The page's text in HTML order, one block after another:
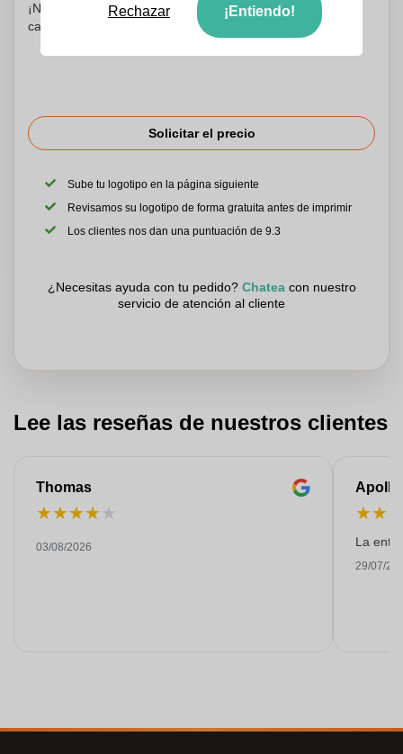
¡No te preocupes! Simplemente suba sus archivos a la
canasta de compras
Solicitar el precio
Sube tu logotipo en la página siguiente
Revisamos su logotipo de forma gratuita antes de imprimir
Los clientes nos dan una puntuación de 9.3
¿Necesitas ayuda con tu pedido? Chateacon nuestro
servicio de atención al cliente
Lee las reseñas de nuestros clientes
Thomas
★★★★★
03/08/2026
★★
La
29/07/
Rechazar ¡Entiendo!